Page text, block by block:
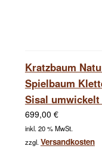
Kratzbaum
Spielbaum
Sisal umwickelt
699,00 €
inkl. 20 % MwSt.
zzgl. Versandkosten